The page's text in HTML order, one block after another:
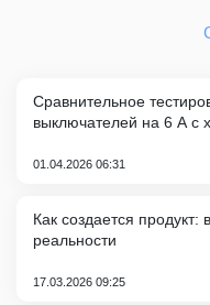
Сравнительное
выключателей на 6 А с
01.04.2026 06:31
Как создается продукт:
реальности
17.03.2026 09:25